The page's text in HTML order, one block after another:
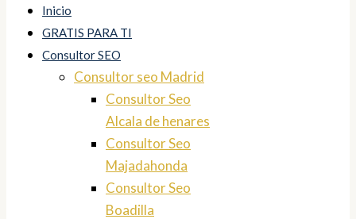
Inicio
GRATIS PARA TI
Consultor SEO
Consultor seo Madrid
Consultor Seo
Alcala de henares
Consultor Seo
Majadahonda
Consultor Seo
Boadilla